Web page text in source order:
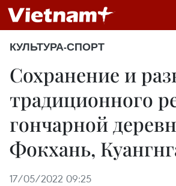
КУЛЬТУРА-СПОРТ
Cохранение и
традиционного
гончарной
Фокхань,
17/05/2022 09:25